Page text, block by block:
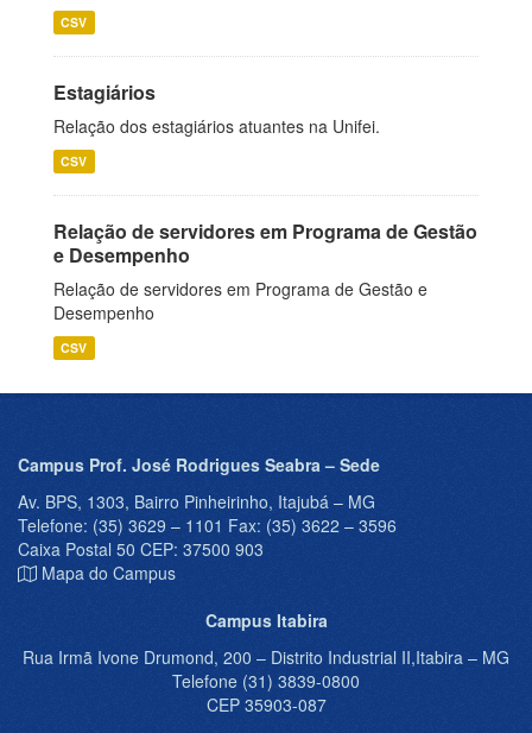
CSV
Estagiários
Relação dos estagiários atuantes na Unifei.
CSV
Relação de servidores em Programa de Gestão
e Desempenho
Relação de servidores em Programa de Gestão e
Desempenho
CSV
Campus Prof. José Rodrigues Seabra – Sede
Av. BPS, 1303, Bairro Pinheirinho, Itajubá – MG
Telefone: (35) 3629 – 1101 Fax: (35) 3622 – 3596
Caixa Postal 50 CEP: 37500 903
Mapa do Campus
Campus Itabira
Rua Irmã Ivone Drumond, 200 – Distrito Industrial II,Itabira – MG
Telefone (31) 3839-0800
CEP 35903-087